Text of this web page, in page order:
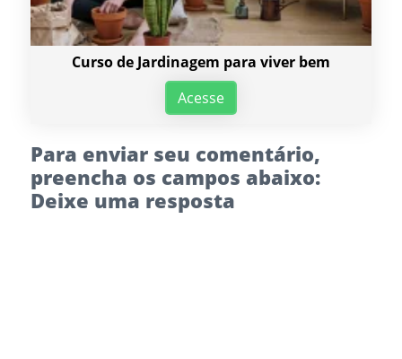
Curso de Jardinagem para viver bem
Acesse
Para enviar seu comentário,
preencha os campos abaixo:
Deixe uma resposta